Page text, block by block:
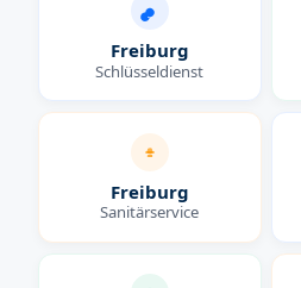
Freiburg
Schlüsseldienst
Freiburg
Sanitärservice